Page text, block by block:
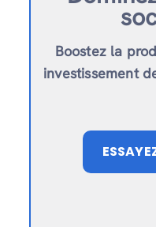
Boostez la
investissement